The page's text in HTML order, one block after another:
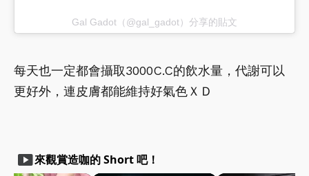
Gal Gadot（@gal_gadot）分享的貼文
每天也一定都會攝取3000C.C的飲水量，代謝可以
更好外，連皮膚都能維持好氣色ＸＤ
smart_display來觀賞造咖的 Short 吧！